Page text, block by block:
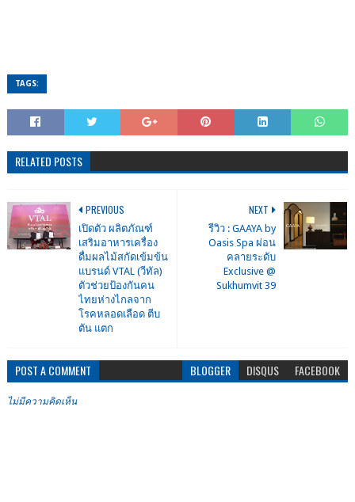
TAGS:
RELATED POSTS
NEXT
รีวิว : GAAYA by
Oasis Spa ผ่อน
คลายระดับ
Exclusive @
Sukhumvit 39
PREVIOUS
เปิดตัว ผลิตภัณฑ์
เสริมอาหารเครื่อง
ดื่มผลไม้สกัดเข้มข้น
แบรนด์ VTAL (วีทัล)
ตัวช่วยป้องกันคน
ไทยห่างไกลจาก
โรคหลอดเลือด ตีบ
ตัน แตก
POST A COMMENT BLOGGER DISQUS FACEBOOK
ไม่มีความคิดเห็น